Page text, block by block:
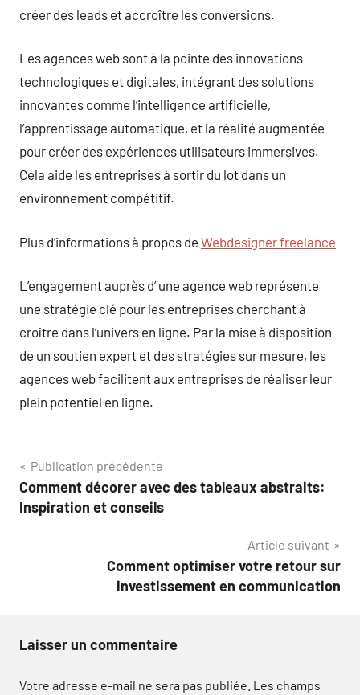
créer des leads et accroître les conversions.
Les agences web sont à la pointe des innovations
technologiques et digitales, intégrant des solutions
innovantes comme l’intelligence artificielle,
l’apprentissage automatique, et la réalité augmentée
pour créer des expériences utilisateurs immersives.
Cela aide les entreprises à sortir du lot dans un
environnement compétitif.
Plus d’informations à propos de Webdesigner freelance
L’engagement auprès d’ une agence web représente
une stratégie clé pour les entreprises cherchant à
croître dans l’univers en ligne. Par la mise à disposition
de un soutien expert et des stratégies sur mesure, les
agences web facilitent aux entreprises de réaliser leur
plein potentiel en ligne.
Navigation
de
Publication précédente
Comment décorer avec des tableaux abstraits:
Inspiration et conseils
Article suivant
Comment optimiser votre retour sur
investissement en communication
Laisser un commentaire
Votre adresse e-mail ne sera pas publiée. Les champs